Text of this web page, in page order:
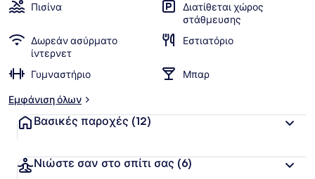
Πισίνα
Διατίθεται χώρος
στάθμευσης
Δωρεάν ασύρματο
ίντερνετ
Εστιατόριο
Γυμναστήριο
Μπαρ
Εμφάνιση όλων
Βασικές παροχές (12)
Νιώστε σαν στο σπίτι σας (6)